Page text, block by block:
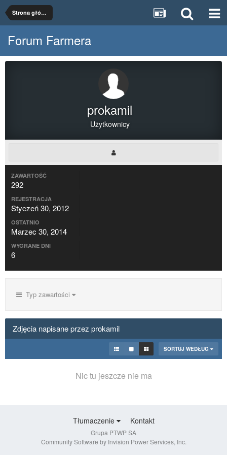
Strona główna
Forum Farmera
prokamil
Użytkownicy
ZAWARTOŚĆ
292
REJESTRACJA
Styczeń 30, 2012
OSTATNIO
Marzec 30, 2014
WYGRANE DNI
6
Typ zawartości
Zdjęcia napisane przez prokamil
SORTUJ WEDŁUG
Nic tu jeszcze nie ma
Tłumaczenie Kontakt
Grupa PTWP SA
Community Software by Invision Power Services, Inc.